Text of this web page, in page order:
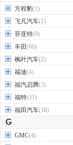
方程豹(1)
飞凡汽车(1)
菲亚特(9)
丰田(60)
枫叶汽车(2)
福迪(4)
福汽启腾(3)
福特(31)
福田汽车(18)
G
GMC(4)